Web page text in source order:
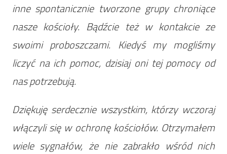
inne spontanicznie tworzone grupy chroniące
nasze kościoły. Bądźcie też w kontakcie ze
swoimi proboszczami. Kiedyś my mogliśmy
liczyć na ich pomoc, dzisiaj oni tej pomocy od
nas potrzebują.
Dziękuję serdecznie wszystkim, którzy wczoraj
włączyli się w ochronę kościołów. Otrzymałem
wiele sygnałów, że nie zabrakło wśród nich